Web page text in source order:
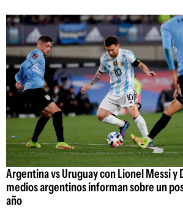
Argentina vs Uruguay con Lionel Messi y
medios argentinos informan sobre un
año